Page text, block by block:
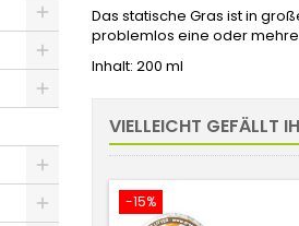
Das statische Gras ist in
problemlos eine oder
Inhalt: 200 ml
VIELLEICHT GEFÄLLT
-15%